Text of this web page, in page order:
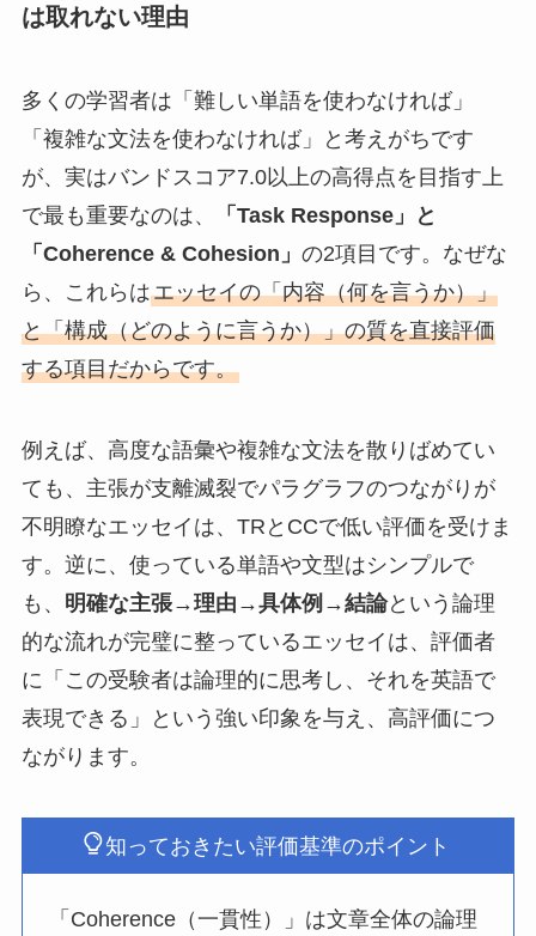
は取れない理由
多くの学習者は「難しい単語を使わなければ」
「複雑な文法を使わなければ」と考えがちです
が、実はバンドスコア7.0以上の高得点を目指す上
で最も重要なのは、
「Task Response」と
「Coherence & Cohesion」 の2項目です。なぜな
ら、これらはエッセイの「内容（何を言うか）」
と「構成（どのように言うか）」の質を直接評価
する項目だからです。
例えば、高度な語彙や複雑な文法を散りばめてい
ても、主張が支離滅裂でパラグラフのつながりが
不明瞭なエッセイは、TRとCCで低い評価を受けま
す。逆に、使っている単語や文型はシンプルで
も、 明確な主張→理由→具体例→結論という論理
的な流れが完璧に整っているエッセイは、評価者
に「この受験者は論理的に思考し、それを英語で
表現できる」という強い印象を与え、高評価につ
ながります。
知っておきたい評価基準のポイント
「Coherence（一貫性）」は文章全体の論理